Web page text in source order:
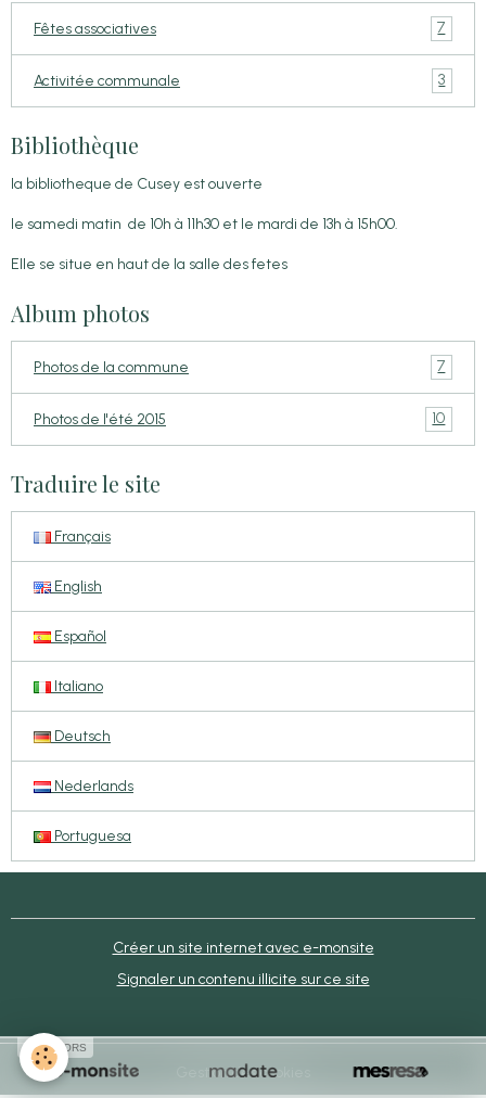
Fêtes associatives 7
Activitée communale 3
Bibliothèque
la bibliotheque de Cusey est ouverte
le samedi matin de 10h à 11h30 et le mardi de 13h à 15h00.
Elle se situe en haut de la salle des fetes
Album photos
Photos de la commune 7
Photos de l'été 2015 10
Traduire le site
Français
English
Español
Italiano
Deutsch
Nederlands
Portuguesa
Créer un site internet avec e-monsite
Signaler un contenu illicite sur ce site
Gestion des cookies
SPONSORS